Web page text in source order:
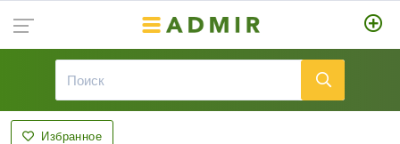
Избранное